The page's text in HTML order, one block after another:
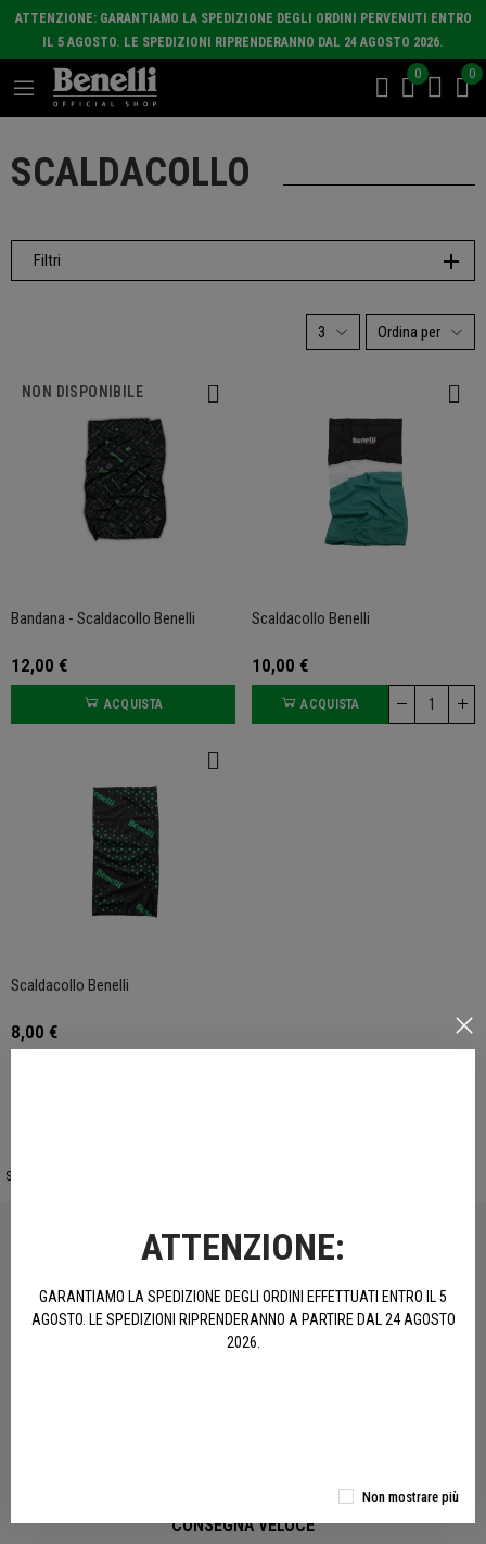
ATTENZIONE: GARANTIAMO LA SPEDIZIONE DEGLI ORDINI PERVENUTI ENTRO
IL 5 AGOSTO. LE SPEDIZIONI RIPRENDERANNO DAL 24 AGOSTO 2026.
0 0
SCALDACOLLO
Filtri
3 Ordina per
NON DISPONIBILE
Bandana - Scaldacollo Benelli
12,00 €
ACQUISTA
Scaldacollo Benelli
10,00 €
ACQUISTA
Scaldacollo Benelli
8,00 €
Sito protetto da reCAPTCHA.
PRODOTTI UFFICIALI
Accessori e Abbigliamento originali Benelli
CONSEGNA VELOCE
ATTENZIONE:
GARANTIAMO LA SPEDIZIONE DEGLI ORDINI EFFETTUATI ENTRO IL 5
AGOSTO. LE SPEDIZIONI RIPRENDERANNO A PARTIRE DAL 24 AGOSTO
2026.
Non mostrare più